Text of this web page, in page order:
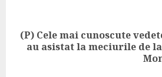
Next
(P) Cele mai cunoscute
au asistat la meciurile de